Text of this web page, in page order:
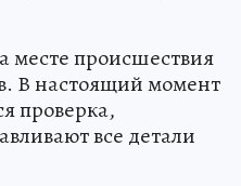
месте происшествия
В настоящий момент
проверка,
все детали